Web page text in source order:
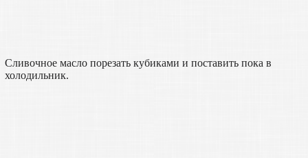
Сливочное масло порезать кубиками и поставить пока в
холодильник.